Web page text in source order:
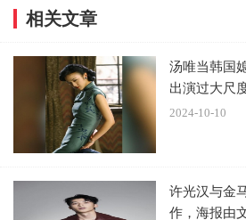
明星拍照片，不如给消费者多发点优
图源：微博
相关文章
汤唯当韩国
出演过大尺
2024-10-10
许光汉与金
作，海报由